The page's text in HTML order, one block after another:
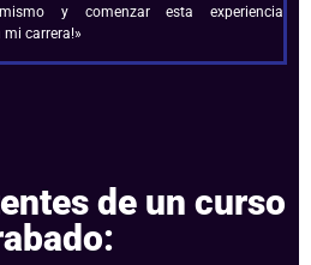
y comenzar esta experiencia
carrera!»
de un curso